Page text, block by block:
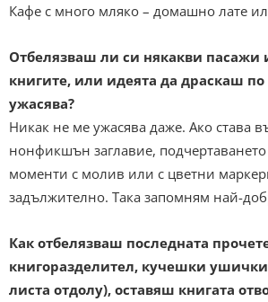
Кафе с много мляко – домашно лате
Отбелязваш ли си някакви пасажи
книгите, или идеята да драскаш по
ужасява?
Никак не ме ужасява даже. Ако става
нонфикшън заглавие,
моменти с молив или с цветни
задължително. Така запомням най-
Как отбелязваш последната
книгоразделител, кучешки
листа отдолу), оставяш книгата